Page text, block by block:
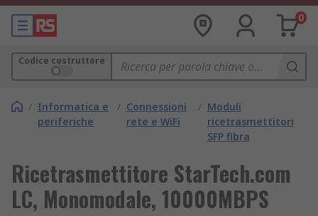
0
Codice costruttore
/ Informatica e
periferiche
/ Connessioni
rete e WiFi
/ Moduli
ricetrasmettitori
SFP fibra
Ricetrasmettitore StarTech.com
LC, Monomodale, 10000MBPS